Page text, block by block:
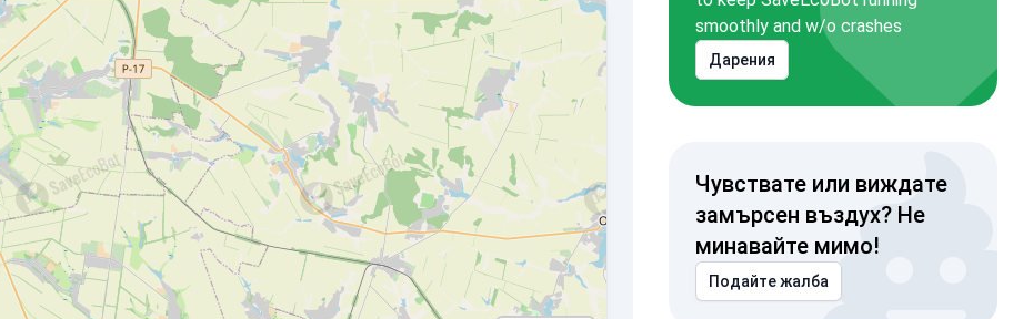
smoothly and w/o crashes
Дарения
Чувствате или виждате
замърсен въздух? Не
минавайте мимо!
Подайте жалба